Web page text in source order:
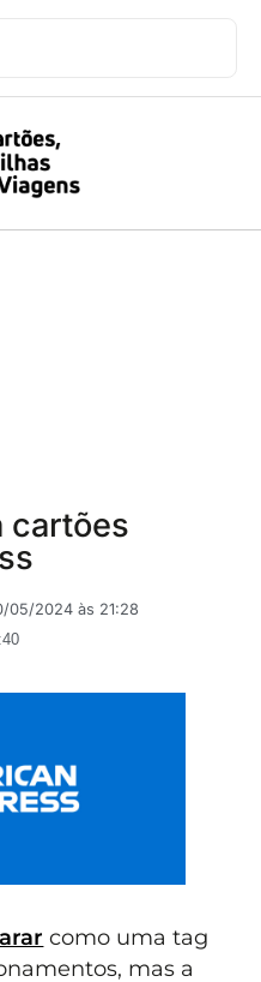
cartões
05/2024 às 21:28
como uma tag
mas a